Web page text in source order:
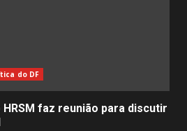
do DF
faz reunião para discutir